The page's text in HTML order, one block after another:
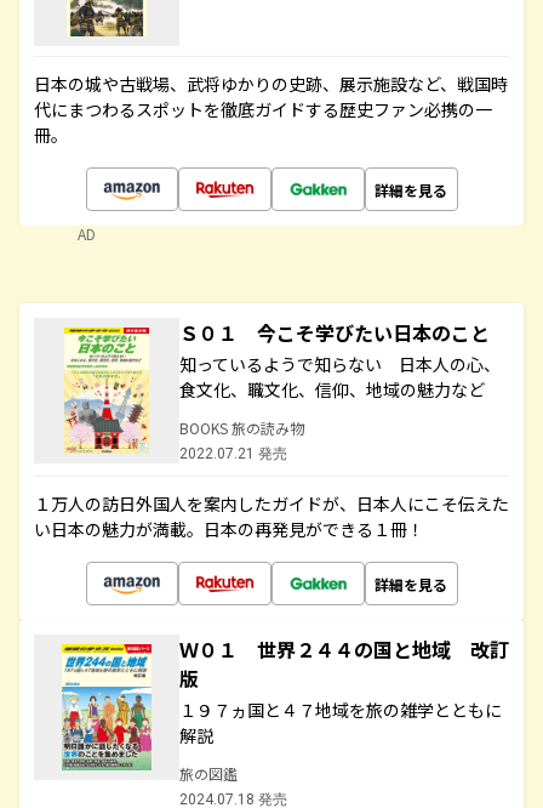
日本の城や古戦場、武将ゆかりの史跡、展示施設など、戦国時
代にまつわるスポットを徹底ガイドする歴史ファン必携の一
冊。
詳細を見る
AD
Ｓ０１ 今こそ学びたい日本のこと
知っているようで知らない 日本人の心、
食文化、職文化、信仰、地域の魅力など
BOOKS 旅の読み物
2022.07.21 発売
１万人の訪日外国人を案内したガイドが、日本人にこそ伝えた
い日本の魅力が満載。日本の再発見ができる１冊！
詳細を見る
Ｗ０１ 世界２４４の国と地域 改訂
版
１９７ヵ国と４７地域を旅の雑学とともに
解説
旅の図鑑
2024.07.18 発売